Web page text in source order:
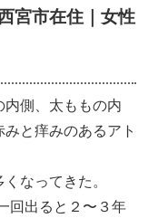
宮市在住｜女性
内側、太ももの内
と痒みのあるアト
なってきた。
回出ると２〜３年